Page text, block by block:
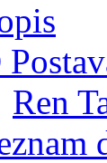
Ren